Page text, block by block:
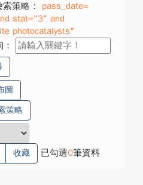
策略：
pass_date=
stat="3" and
photocatalysts"
圖
策略
收藏 已勾選0筆資料